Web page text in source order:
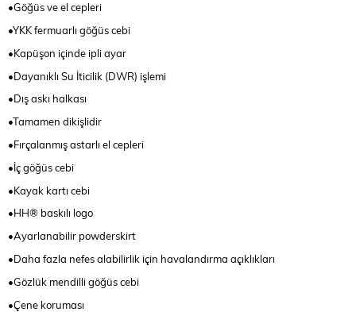
•Göğüs ve el cepleri
•YKK fermuarlı göğüs cebi
•Kapüşon içinde ipli ayar
•Dayanıklı Su İticilik (DWR) işlemi
•Dış askı halkası
•Tamamen dikişlidir
•Fırçalanmış astarlı el cepleri
•İç göğüs cebi
•Kayak kartı cebi
•HH® baskılı logo
•Ayarlanabilir powderskirt
•Daha fazla nefes alabilirlik için havalandırma açıklıkları
•Gözlük mendilli göğüs cebi
•Çene koruması